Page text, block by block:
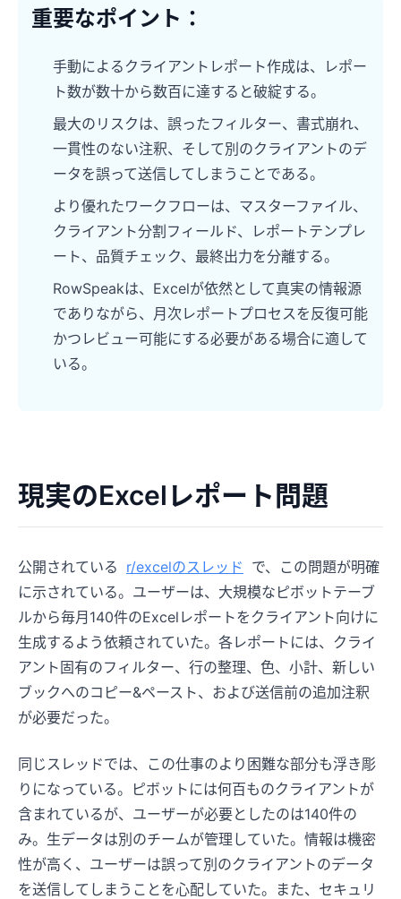
重要なポイント：
手動によるクライアントレポート作成は、レポー
ト数が数十から数百に達すると破綻する。
最大のリスクは、誤ったフィルター、書式崩れ、
一貫性のない注釈、そして別のクライアントのデ
ータを誤って送信してしまうことである。
より優れたワークフローは、マスターファイル、
クライアント分割フィールド、レポートテンプレ
ート、品質チェック、最終出力を分離する。
RowSpeakは、Excelが依然として真実の情報源
でありながら、月次レポートプロセスを反復可能
かつレビュー可能にする必要がある場合に適して
いる。
現実のExcelレポート問題
公開されている r/excelのスレッド で、この問題が明確
に示されている。ユーザーは、大規模なピボットテーブ
ルから毎月140件のExcelレポートをクライアント向けに
生成するよう依頼されていた。各レポートには、クライ
アント固有のフィルター、行の整理、色、小計、新しい
ブックへのコピー&ペースト、および送信前の追加注釈
が必要だった。
同じスレッドでは、この仕事のより困難な部分も浮き彫
りになっている。ピボットには何百ものクライアントが
含まれているが、ユーザーが必要としたのは140件の
み。生データは別のチームが管理していた。情報は機密
性が高く、ユーザーは誤って別のクライアントのデータ
を送信してしまうことを心配していた。また、セキュリ